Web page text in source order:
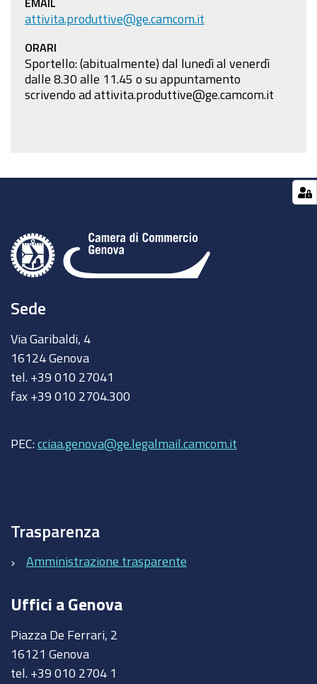
EMAIL
attivita.produttive@ge.camcom.it
ORARI
Sportello: (abitualmente) dal lunedì al venerdì
dalle 8.30 alle 11.45 o su appuntamento
scrivendo ad attivita.produttive@ge.camcom.it
Sede
Via Garibaldi, 4
16124 Genova
tel. +39 010 27041
fax +39 010 2704.300
PEC: cciaa.genova@ge.legalmail.camcom.it
Trasparenza
Amministrazione trasparente
Uffici a Genova
Piazza De Ferrari, 2
16121 Genova
tel. +39 010 2704 1